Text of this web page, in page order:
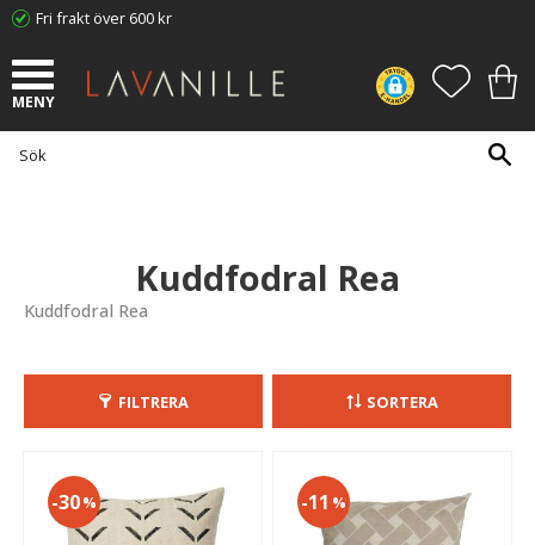
Fri frakt över 600 kr
Kuddfodral Rea
Kuddfodral Rea
FILTRERA SORTERA
30% 11 %